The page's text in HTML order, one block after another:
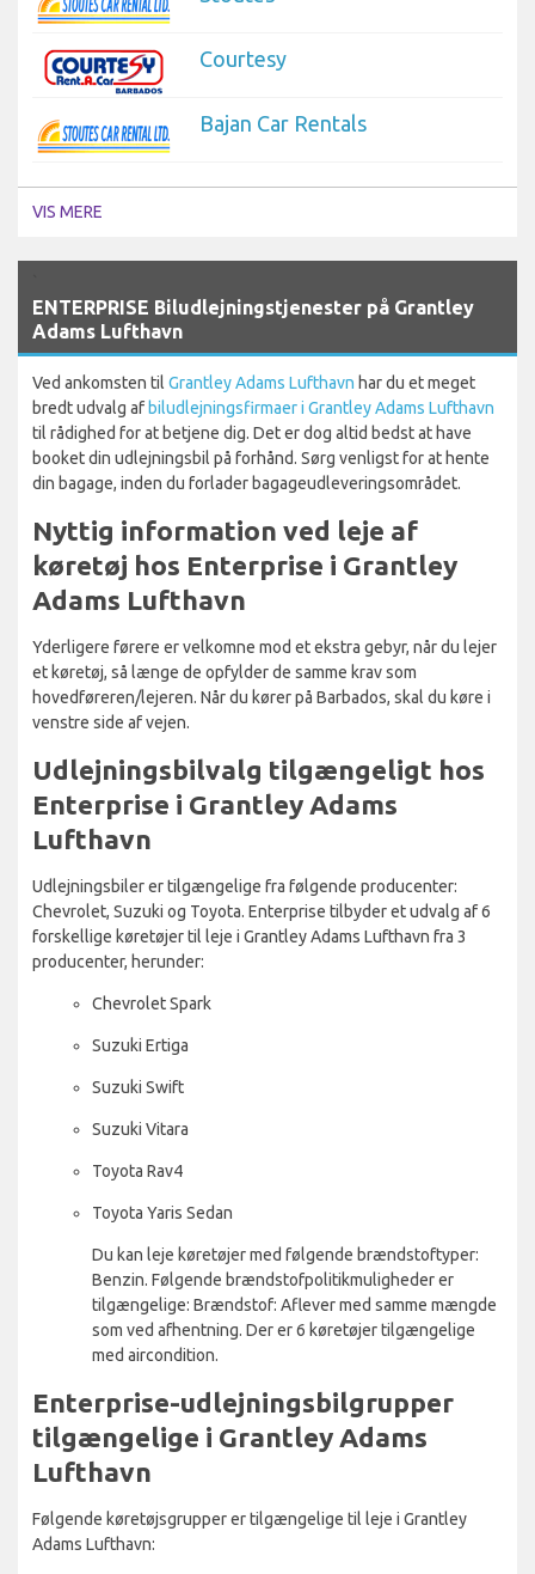
Courtesy
Bajan Car Rentals
VIS MERE
ENTERPRISE Biludlejningstjenester på Grantley
Adams Lufthavn
Ved ankomsten til Grantley Adams Lufthavn har du et meget
bredt udvalg afbiludlejningsfirmaer i Grantley Adams Lufthavn
til rådighed for at betjene dig. Det er dog altid bedst at have
booket din udlejningsbil på forhånd. Sørg venligst for at hente
din bagage, inden du forlader bagageudleveringsområdet.
Nyttig information ved leje af
køretøj hos Enterprise i Grantley
Adams Lufthavn
Yderligere førere er velkomne mod et ekstra gebyr, når du lejer
et køretøj, så længe de opfylder de samme krav som
hovedføreren/lejeren. Når du kører på Barbados, skal du køre i
venstre side af vejen.
Udlejningsbilvalg tilgængeligt hos
Enterprise i Grantley Adams
Lufthavn
Udlejningsbiler er tilgængelige fra følgende producenter:
Chevrolet, Suzuki og Toyota. Enterprise tilbyder et udvalg af 6
forskellige køretøjer til leje i Grantley Adams Lufthavn fra 3
producenter, herunder:
Chevrolet Spark
Suzuki Ertiga
Suzuki Swift
Suzuki Vitara
Toyota Rav4
Toyota Yaris Sedan
Du kan leje køretøjer med følgende brændstoftyper:
Benzin. Følgende brændstofpolitikmuligheder er
tilgængelige: Brændstof: Aflever med samme mængde
som ved afhentning. Der er 6 køretøjer tilgængelige
med aircondition.
Enterprise-udlejningsbilgrupper
tilgængelige i Grantley Adams
Lufthavn
Følgende køretøjsgrupper er tilgængelige til leje i Grantley
Adams Lufthavn: